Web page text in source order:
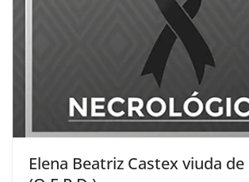
Elena Beatriz Castex viuda